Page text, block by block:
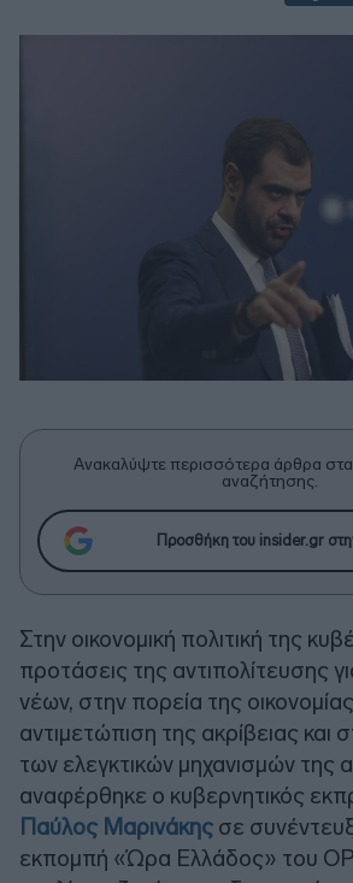
Ανακαλύψτε περισσότερα άρθρα
αναζήτησης.
Προσθήκη του insider.gr
Στην οικονομική πολιτική της
προτάσεις της αντιπολίτευσης
νέων, στην πορεία της
αντιμετώπιση της ακρίβειας και
των ελεγκτικών μηχανισμών της
αναφέρθηκε ο κυβερνητικός
Παύλος Μαρινάκης σε
εκπομπή «Ώρα Ελλάδος» του